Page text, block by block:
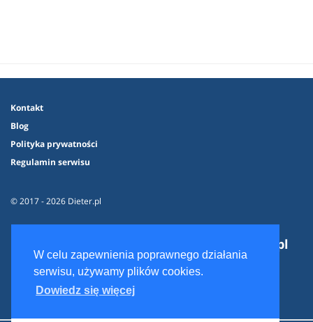
W celu zapewnienia poprawnego działania
serwisu, używamy plików cookies.
Dowiedz się więcej
Kontakt
Blog
Polityka prywatności
Regulamin serwisu
© 2017 - 2026 Dieter.pl
Dieter.pl